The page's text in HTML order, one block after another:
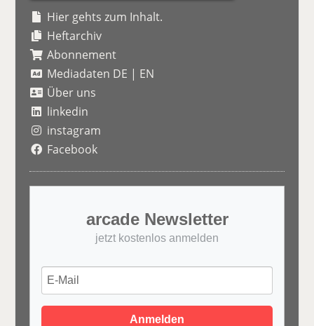
Hier gehts zum Inhalt.
Heftarchiv
Abonnement
Mediadaten DE | EN
Über uns
linkedin
instagram
Facebook
arcade Newsletter
jetzt kostenlos anmelden
Anmelden